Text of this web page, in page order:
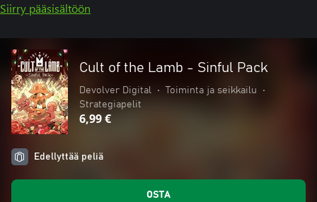
Siirry pääsisältöön
Cult of the Lamb - Sinful Pack
Devolver Digital • Toiminta ja seikkailu
•
Strategiapelit
6,99 €
Edellyttää peliä
OSTA